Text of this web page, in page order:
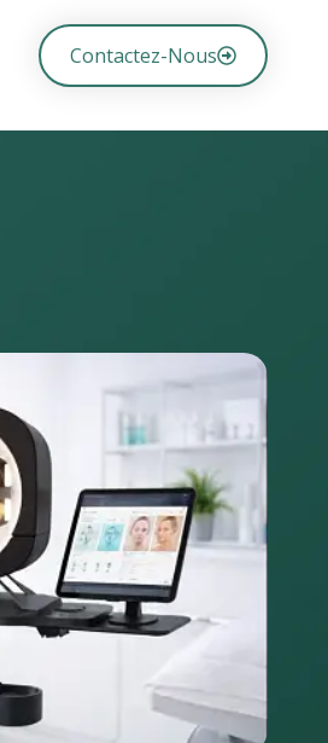
Contactez-Nous